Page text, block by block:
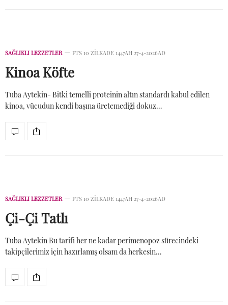
SAĞLIKLI LEZZETLER PTS 10 ZILKADE 1447AH 27-4-2026AD
Kinoa Köfte
Tuba Aytekin- Bitki temelli proteinin altın standardı kabul edilen
kinoa, vücudun kendi başına üretemediği dokuz…
SAĞLIKLI LEZZETLER PTS 10 ZILKADE 1447AH 27-4-2026AD
Çi-Çi Tatlı
Tuba Aytekin Bu tarifi her ne kadar perimenopoz sürecindeki
takipçilerimiz için hazırlamış olsam da herkesin…